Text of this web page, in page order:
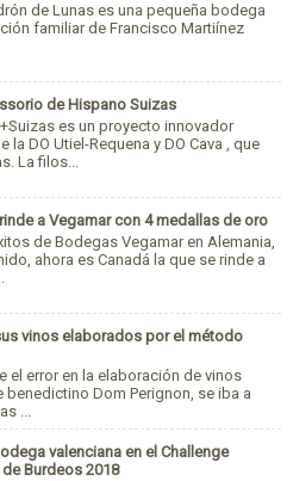
de Lunas es una pequeña bodega
familiar de Francisco Martiínez
de Hispano Suizas
es un proyecto innovador
DO Utiel-Requena y DO Cava , que
La filos...
a Vegamar con 4 medallas de oro
de Bodegas Vegamar en Alemania,
ahora es Canadá la que se rinde a
vinos elaborados por el método
el error en la elaboración de vinos
Dom Perignon, se iba a
...
valenciana en el Challenge
Burdeos 2018